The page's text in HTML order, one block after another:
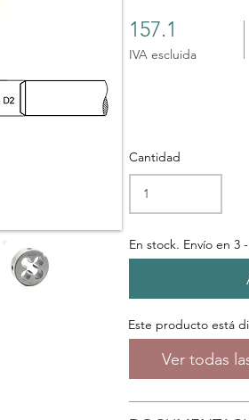
157.1
IVA escluida
Cantidad
En stock. Envío en 3
Este producto está
Ver todas